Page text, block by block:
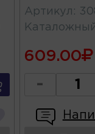
Артикул :
609.00
-